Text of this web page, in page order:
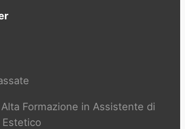
Alta Formazione in Assistente di